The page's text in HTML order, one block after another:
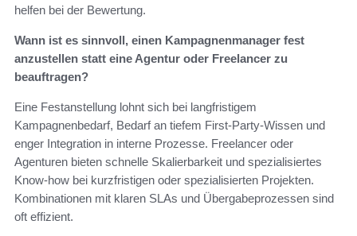
helfen bei der Bewertung.
Wann ist es sinnvoll, einen Kampagnenmanager fest
anzustellen statt eine Agentur oder Freelancer zu
beauftragen?
Eine Festanstellung lohnt sich bei langfristigem
Kampagnenbedarf, Bedarf an tiefem First‑Party‑Wissen und
enger Integration in interne Prozesse. Freelancer oder
Agenturen bieten schnelle Skalierbarkeit und spezialisiertes
Know‑how bei kurzfristigen oder spezialisierten Projekten.
Kombinationen mit klaren SLAs und Übergabeprozessen sind
oft effizient.